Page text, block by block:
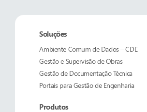
Soluções
Ambiente Comum de Dados – CDE
Gestão e Supervisão de Obras
Gestão de Documentação Técnica
Portais para Gestão de Engenharia
Produtos